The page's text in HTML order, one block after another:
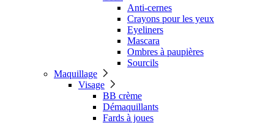
Anti-cernes
Crayons pour les yeux
Eyeliners
Mascara
Ombres à paupières
Sourcils
Maquillage
Visage
BB crème
Démaquillants
Fards à joues